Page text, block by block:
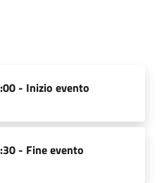
- Inizio evento
- Fine evento